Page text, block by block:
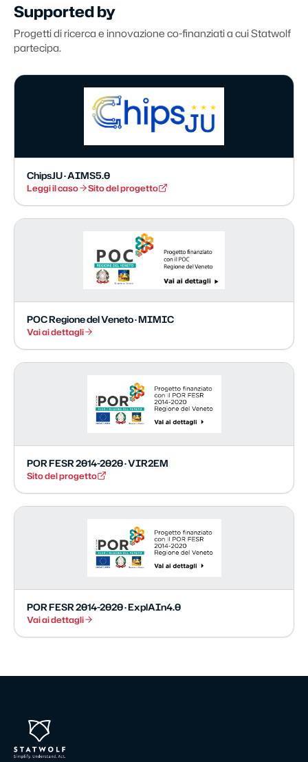
Supported by
Progetti di ricerca e innovazione co-finanziati a cui Statwolf
partecipa.
ChipsJU · AIMS5.0
Leggi il caso Sito del progetto
POC Regione del Veneto · MIMIC
Vai ai dettagli
POR FESR 2014-2020 · VIR2EM
Sito del progetto
POR FESR 2014-2020 · ExplAIn4.0
Vai ai dettagli